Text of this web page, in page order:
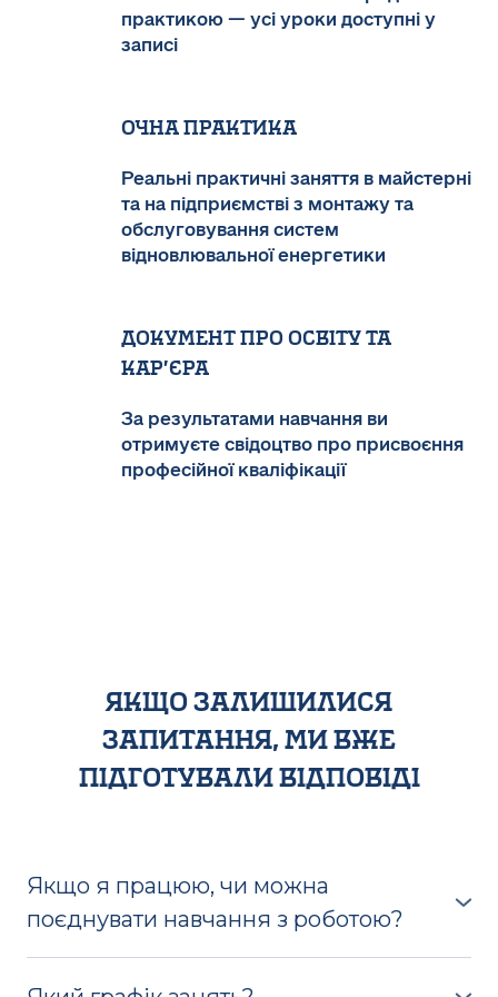
практикою — усі уроки доступні у
записі
Очна практика
Реальні практичні заняття в майстерні
та на підприємстві з монтажу та
обслуговування систем
відновлювальної енергетики
Документ про освіту та
кар’єра
За результатами навчання ви
отримуєте свідоцтво про присвоєння
професійної кваліфікації
якщо залишилися
запитання, ми вже
підготували відповіді
Якщо я працюю, чи можна
поєднувати навчання з роботою?